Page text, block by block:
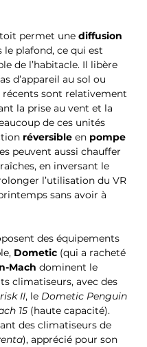
permet une diffusion
le plafond, ce qui est
de l’habitacle. Il libère
d’appareil au sol ou
récents sont relativement
la prise au vent et la
de ces unités
réversible en pompe
peuvent aussi chauffer
en inversant le
l’utilisation du VR
sans avoir à
des équipements
Dometic (qui a racheté
Mach dominent le
climatiseurs, avec des
II, le Dometic Penguin
15 (haute capacité).
des climatiseurs de
), apprécié pour son